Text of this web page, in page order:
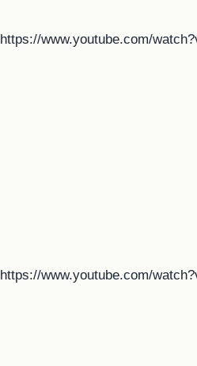
https://www.youtube.com/
https://www.youtube.com/